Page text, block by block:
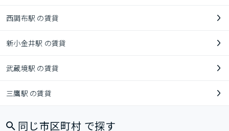
西調布駅 の賃貸
新小金井駅 の賃貸
武蔵境駅 の賃貸
三鷹駅 の賃貸
同じ市区町村 で探す